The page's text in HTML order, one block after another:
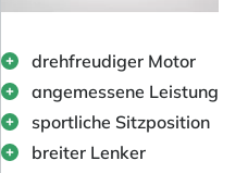
drehfreudiger Motor
angemessene Leistung
sportliche Sitzposition
breiter Lenker